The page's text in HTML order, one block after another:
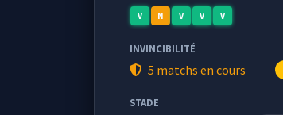
V N V V V
INVINCIBILITÉ
5 matchs en cours
STADE